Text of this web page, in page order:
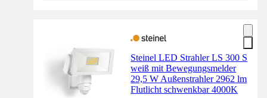
Steinel LED Strahler LS 300 S
weiß mit Bewegungsmelder
29,5 W Außenstrahler 2962 lm
Flutlicht schwenkbar 4000K